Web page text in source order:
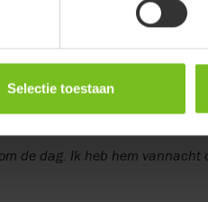
Selectie toestaan
alvorens ze moet
bijna leeg is. Hoewel het
Emhe op dat de USB-C
het lage contrast te
Star StabilAir gaf ze het
de dag. Ik heb hem